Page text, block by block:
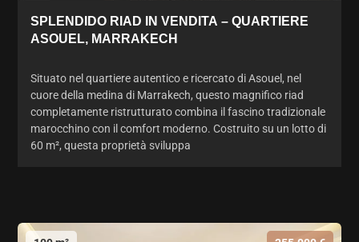
SPLENDIDO RIAD IN VENDITA – QUARTIERE
ASOUEL, MARRAKECH
Situato nel quartiere autentico e ricercato di Asouel, nel
cuore della medina di Marrakech, questo magnifico riad
completamente ristrutturato combina il fascino tradizionale
marocchino con il comfort moderno. Costruito su un lotto di
60 m², questa proprietà sviluppa